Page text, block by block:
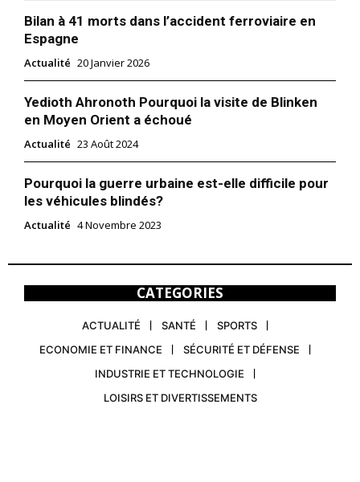
Bilan à 41 morts dans l’accident ferroviaire en
Espagne
Actualité 20 Janvier 2026
Yedioth Ahronoth Pourquoi la visite de Blinken
en Moyen Orient a échoué
Actualité 23 Août 2024
Pourquoi la guerre urbaine est-elle difficile pour
les véhicules blindés?
Actualité 4 Novembre 2023
CATEGORIES
ACTUALITÉ SANTÉ
SPORTS
ECONOMIE ET FINANCE
SÉCURITÉ ET DÉFENSE
INDUSTRIE ET TECHNOLOGIE
LOISIRS ET DIVERTISSEMENTS